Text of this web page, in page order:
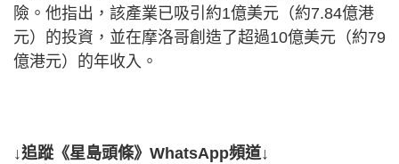
險。他指出，該產業已吸引約1億美元（約7.84億港
元）的投資，並在摩洛哥創造了超過10億美元（約79
億港元）的年收入。
↓追蹤《星島頭條》WhatsApp頻道↓